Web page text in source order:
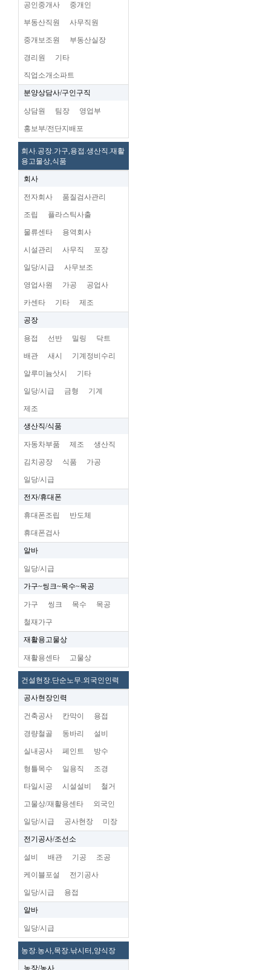
공인중개사 중개인
부동산직원 사무직원
중개보조원 부동산실장
경리원 기타
직업소개소파트
분양상담사/구인구직
상담원 팀장 영업부
홍보부/전단지배포
회사.공장.가구,용접.생산직.재활
용고물상,식품
회사
전자회사 품질검사관리
조립 플라스틱사출
물류센타 용역회사
시설관리 사무직 포장
일당/시급 사무보조
영업사원 가공 공업사
카센타 기타 제조
공장
용접 선반 밀링 닥트
배관 새시 기계정비수리
알루미늄삿시 기타
일당/시급 금형 기계
제조
생산직/식품
자동차부품 제조 생산직
김치공장 식품 가공
일당/시급
전자/휴대폰
휴대폰조립 반도체
휴대폰검사
알바
일당/시급
가구~씽크~목수~목공
가구 씽크 목수 목공
철재가구
재활용고물상
재활용센타 고물상
건설현장.단순노무.외국인인력
공사현장인력
건축공사 칸막이 용접
경량철골 동바리 설비
실내공사 페인트 방수
형틀목수 일용직 조경
타일시공 시설설비 철거
고물상/재활용센타 외국인
일당/시급 공사현장 미장
전기공사/조선소
설비 배관 기공 조공
케이블포설 전기공사
일당/시급 용접
알바
일당/시급
농장.농사,목장.낚시터,양식장
농장/농사